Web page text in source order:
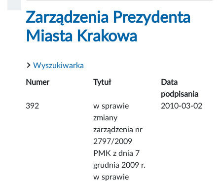
Zarządzenia Prezydenta
Miasta Krakowa
Wyszukiwarka
Numer Tytuł
Data
podpisania
392
w sprawie
zmiany
zarządzenia nr
2797/2009
PMK z dnia 7
grudnia 2009 r.
w sprawie
2010-03-02